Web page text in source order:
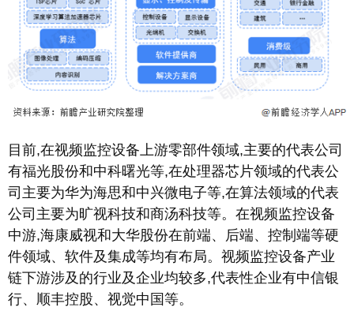
目前,在视频监控设备上游零部件领域,主要的代表公司
有福光股份和中科曙光等,在处理器芯片领域的代表公
司主要为华为海思和中兴微电子等,在算法领域的代表
公司主要为旷视科技和商汤科技等。在视频监控设备
中游,海康威视和大华股份在前端、后端、控制端等硬
件领域、软件及集成等均有布局。视频监控设备产业
链下游涉及的行业及企业均较多,代表性企业有中信银
行、顺丰控股、视觉中国等。